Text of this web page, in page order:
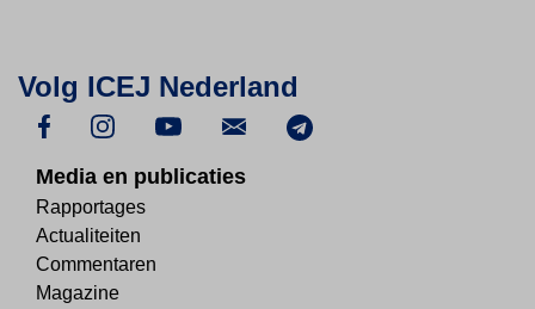
Volg ICEJ Nederland
Media en publicaties
Rapportages
Actualiteiten
Commentaren
Magazine